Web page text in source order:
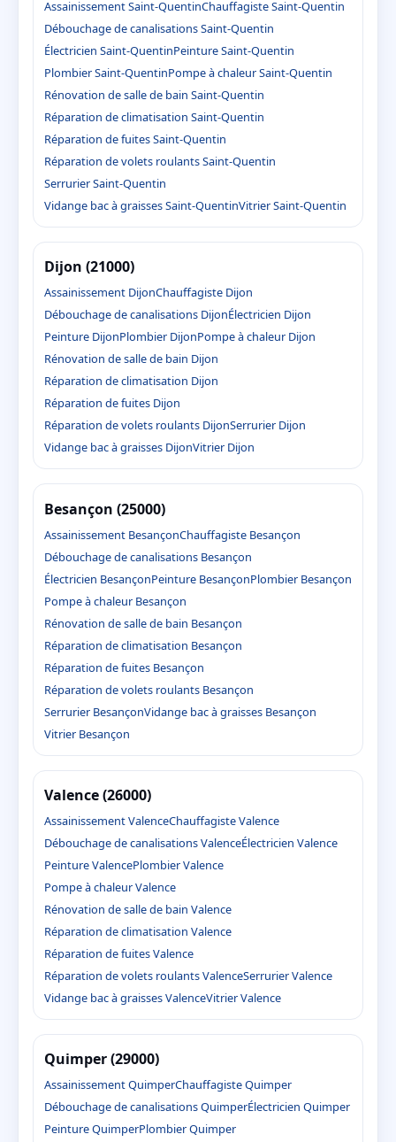
Assainissement Saint-QuentinChauffagiste Saint-Quentin
Débouchage de canalisations Saint-Quentin
Électricien Saint-QuentinPeinture Saint-Quentin
Plombier Saint-QuentinPompe à chaleur Saint-Quentin
Rénovation de salle de bain Saint-Quentin
Réparation de climatisation Saint-Quentin
Réparation de fuites Saint-Quentin
Réparation de volets roulants Saint-Quentin
Serrurier Saint-Quentin
Vidange bac à graisses Saint-QuentinVitrier Saint-Quentin
Dijon (21000)
Assainissement DijonChauffagiste Dijon
Débouchage de canalisations DijonÉlectricien Dijon
Peinture DijonPlombier DijonPompe à chaleur Dijon
Rénovation de salle de bain Dijon
Réparation de climatisation Dijon
Réparation de fuites Dijon
Réparation de volets roulants DijonSerrurier Dijon
Vidange bac à graisses DijonVitrier Dijon
Besançon (25000)
Assainissement BesançonChauffagiste Besançon
Débouchage de canalisations Besançon
Électricien BesançonPeinture BesançonPlombier Besançon
Pompe à chaleur Besançon
Rénovation de salle de bain Besançon
Réparation de climatisation Besançon
Réparation de fuites Besançon
Réparation de volets roulants Besançon
Serrurier BesançonVidange bac à graisses Besançon
Vitrier Besançon
Valence (26000)
Assainissement ValenceChauffagiste Valence
Débouchage de canalisations ValenceÉlectricien Valence
Peinture ValencePlombier Valence
Pompe à chaleur Valence
Rénovation de salle de bain Valence
Réparation de climatisation Valence
Réparation de fuites Valence
Réparation de volets roulants ValenceSerrurier Valence
Vidange bac à graisses ValenceVitrier Valence
Quimper (29000)
Assainissement QuimperChauffagiste Quimper
Débouchage de canalisations QuimperÉlectricien Quimper
Peinture QuimperPlombier Quimper